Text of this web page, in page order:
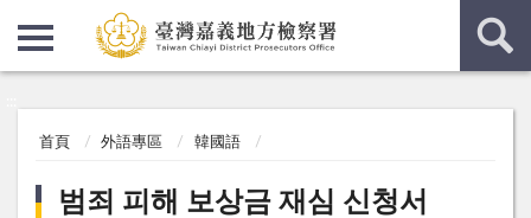
首頁 外語專區 韓國語
범죄 피해 보상금 재심 신청서